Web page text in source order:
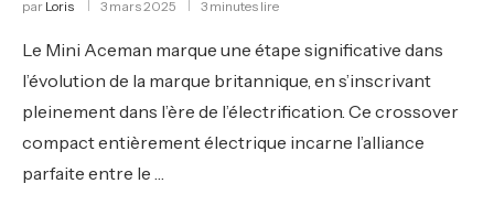
par Loris 3 mars 2025 3 minutes lire
Le Mini Aceman marque une étape significative dans
l’évolution de la marque britannique, en s’inscrivant
pleinement dans l’ère de l’électrification. Ce crossover
compact entièrement électrique incarne l’alliance
parfaite entre le …